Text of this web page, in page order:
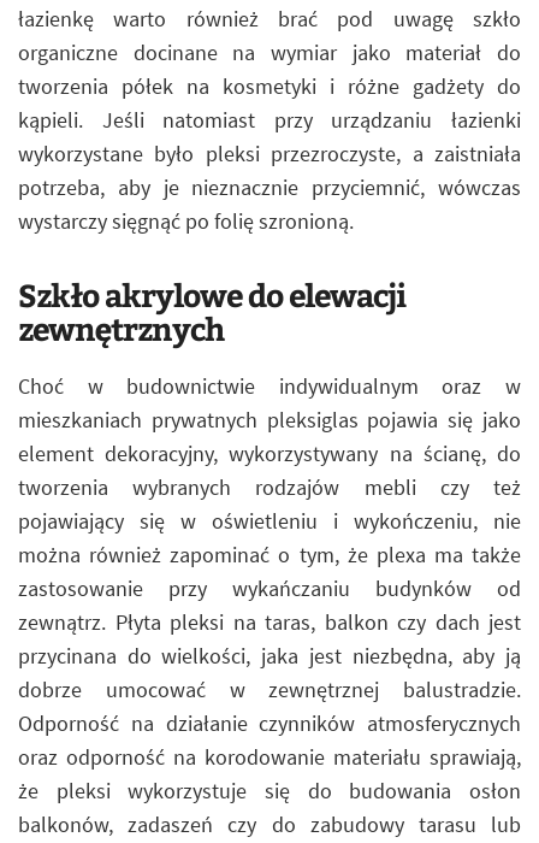
łazienkę warto również brać pod uwagę szkło
organiczne docinane na wymiar jako materiał do
tworzenia półek na kosmetyki i różne gadżety do
kąpieli. Jeśli natomiast przy urządzaniu łazienki
wykorzystane było pleksi przezroczyste, a zaistniała
potrzeba, aby je nieznacznie przyciemnić, wówczas
wystarczy sięgnąć po folię szronioną.
Szkło akrylowe do elewacji
zewnętrznych
Choć w budownictwie indywidualnym oraz w
mieszkaniach prywatnych pleksiglas pojawia się jako
element dekoracyjny, wykorzystywany na ścianę, do
tworzenia wybranych rodzajów mebli czy też
pojawiający się w oświetleniu i wykończeniu, nie
można również zapominać o tym, że plexa ma także
zastosowanie przy wykańczaniu budynków od
zewnątrz. Płyta pleksi na taras, balkon czy dach jest
przycinana do wielkości, jaka jest niezbędna, aby ją
dobrze umocować w zewnętrznej balustradzie.
Odporność na działanie czynników atmosferycznych
oraz odporność na korodowanie materiału sprawiają,
że pleksi wykorzystuje się do budowania osłon
balkonów, zadaszeń czy do zabudowy tarasu lub